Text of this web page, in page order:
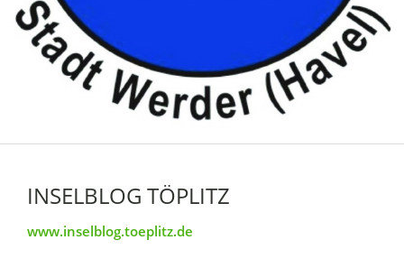
INSELBLOG TÖPLITZ
www.inselblog.toeplitz.de